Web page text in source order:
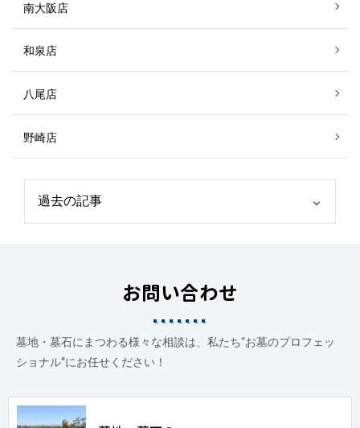
南大阪店
和泉店
八尾店
野崎店
お問い合わせ
墓地・墓石にまつわる様々な相談は、私たち“お墓のプロフェッ
ショナル”にお任せください！